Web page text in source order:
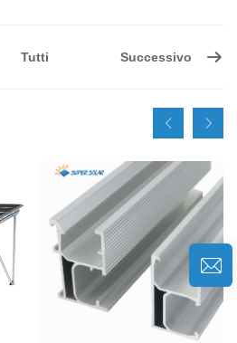
Tutti Successivo